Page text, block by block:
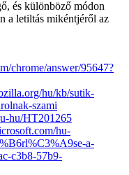
és különböző módon
a letiltás mikéntjéről az
chrome/answer/95647?
hu/kb/sutik-
szami
hu/HT201265
hu-
a-
c3b8-57b9-